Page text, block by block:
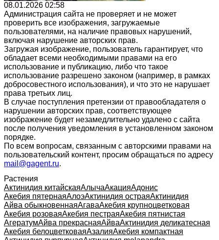
08.01.2026 02:58
Администрация сайта не проверяет и не может
проверить все изображения, загружаемые
пользователями, на наличие правовых нарушений,
включая нарушение авторских прав.
Загружая изображение, пользователь гарантирует, что
обладает всеми необходимыми правами на его
использование и публикацию, либо что такое
использование разрешено законом (например, в рамках
добросовестного использования), и что это не нарушает
права третьих лиц.
В случае поступления претензии от правообладателя о
нарушении авторских прав, соответствующее
изображение будет незамедлительно удалено с сайта
после получения уведомления в установленном законом
порядке.
По всем вопросам, связанным с авторскими правами на
пользовательский контент, просим обращаться по адресу
mail@gagent.ru.
Растения
Актинидия китайскаяАлычаАкацияАдонис
Акебия пятернаяАлоэАктинидия остраяАктинидия
Айва обыкновеннаяАгаваАкебия крупноцветковая
Акебия розоваяАкебия пестраяАкебия пятнистая
АгератумАйва прекраснаяАйваАктинидия деликатесная
Акебия белоцветковаяАзалияАкебия компактная